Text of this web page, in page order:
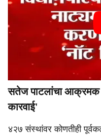
सतेज पाटलांचा आक्रमक
कारवाई'
४२७ संस्थांवर कोणतीही